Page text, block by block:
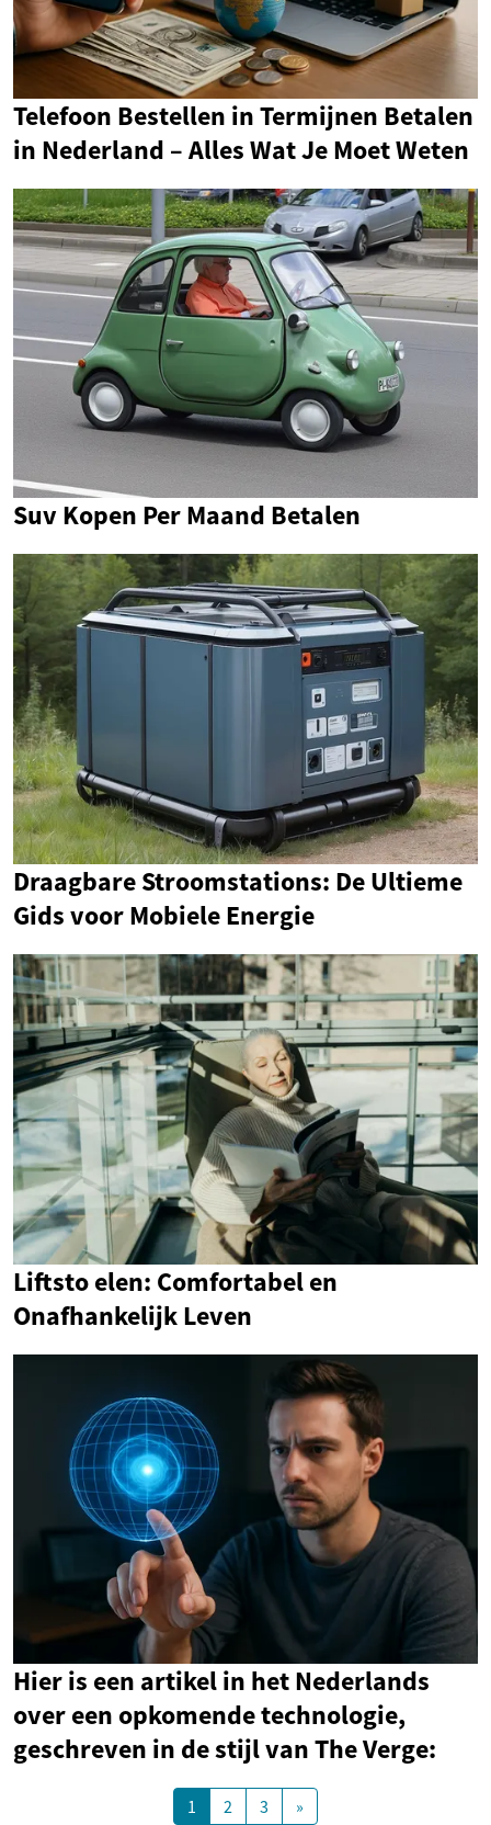
Telefoon Bestellen in Termijnen Betalen
in Nederland – Alles Wat Je Moet Weten
Suv Kopen Per Maand Betalen
Draagbare Stroomstations: De Ultieme
Gids voor Mobiele Energie
Liftsto elen: Comfortabel en
Onafhankelijk Leven
Hier is een artikel in het Nederlands
over een opkomende technologie,
geschreven in de stijl van The Verge:
1 2 3 »